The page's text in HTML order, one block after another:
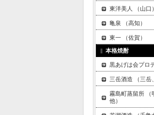
東洋美人 （山口）
亀泉 （高知）
東一 （佐賀）
本格焼酎
黒あげは会プロ
三岳酒造 （三岳
霧島町蒸留所 （
他）